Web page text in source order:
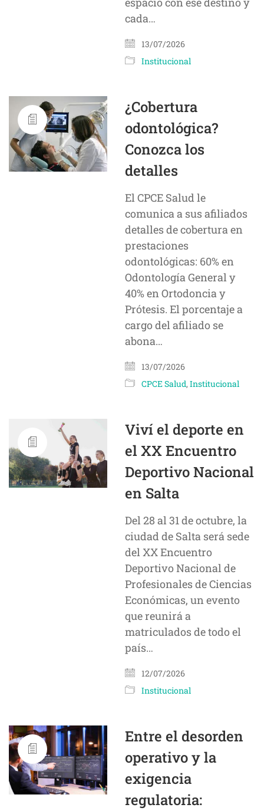
cada…
13/07/2026
Institucional
¿Cobertura
odontológica?
Conozca los
detalles
El CPCE Salud le
comunica a sus afiliados
detalles de cobertura en
prestaciones
odontológicas: 60% en
Odontología General y
40% en Ortodoncia y
Prótesis. El porcentaje a
cargo del afiliado se
abona…
13/07/2026
CPCE Salud,Institucional
Viví el deporte en
el XX Encuentro
Deportivo Nacional
en Salta
Del 28 al 31 de octubre, la
ciudad de Salta será sede
del XX Encuentro
Deportivo Nacional de
Profesionales de Ciencias
Económicas, un evento
que reunirá a
matriculados de todo el
país…
12/07/2026
Institucional
Entre el desorden
operativo y la
exigencia
regulatoria: